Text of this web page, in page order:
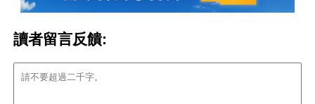
讀者留言反饋: